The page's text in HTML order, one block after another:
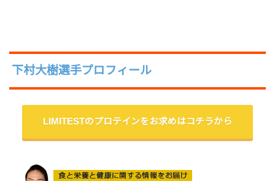
下村大樹選手プロフィール
LIMITESTのプロテインをお求めはコチラから